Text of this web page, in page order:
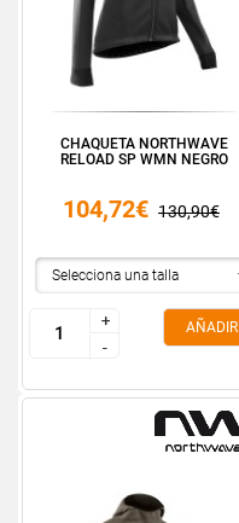
CHAQUETA NORTHWAVE
RELOAD SP WMN NEGRO
104,72€ 130,90€
+
-
+
-
AÑADIR